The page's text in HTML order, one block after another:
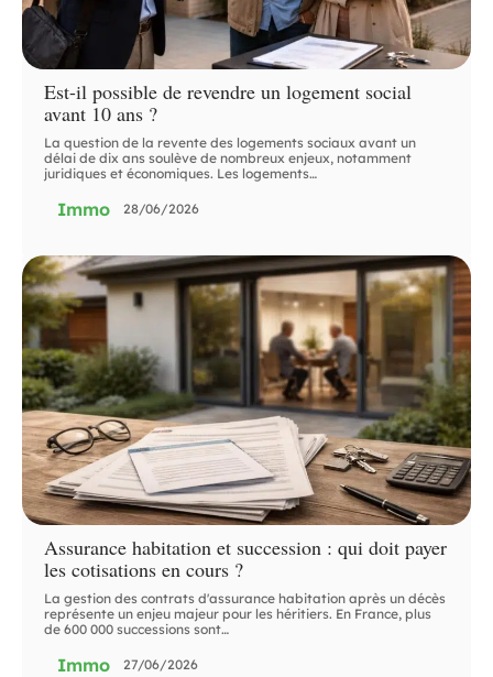
Est-il possible de revendre un logement social
avant 10 ans ?
La question de la revente des logements sociaux avant un
délai de dix ans soulève de nombreux enjeux, notamment
juridiques et économiques. Les logements…
Immo 28/06/2026
Assurance habitation et succession : qui doit payer
les cotisations en cours ?
La gestion des contrats d'assurance habitation après un décès
représente un enjeu majeur pour les héritiers. En France, plus
de 600 000 successions sont…
Immo 27/06/2026